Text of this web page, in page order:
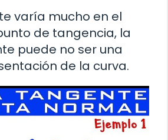
varía mucho en el
de tangencia, la
puede no ser una
de la curva.